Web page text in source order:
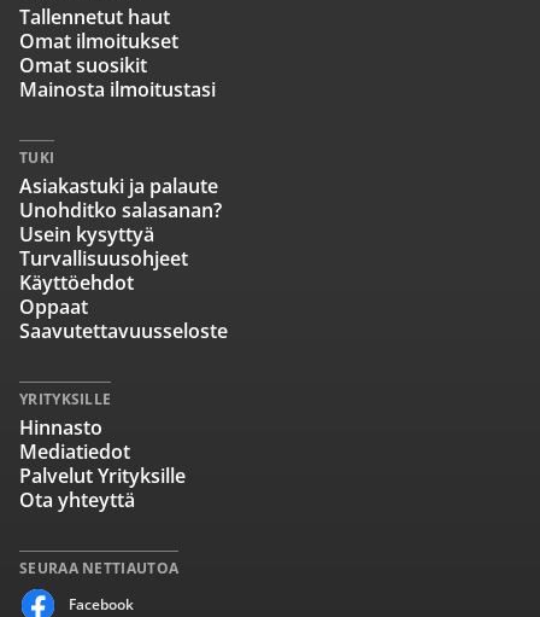
SEURAA NETTIAUTOA
Facebook
Tallennetut haut
Omat ilmoitukset
Omat suosikit
Mainosta ilmoitustasi
TUKI
Asiakastuki ja palaute
Unohditko salasanan?
Usein kysyttyä
Turvallisuusohjeet
Käyttöehdot
Oppaat
Saavutettavuusseloste
YRITYKSILLE
Hinnasto
Mediatiedot
Palvelut Yrityksille
Ota yhteyttä